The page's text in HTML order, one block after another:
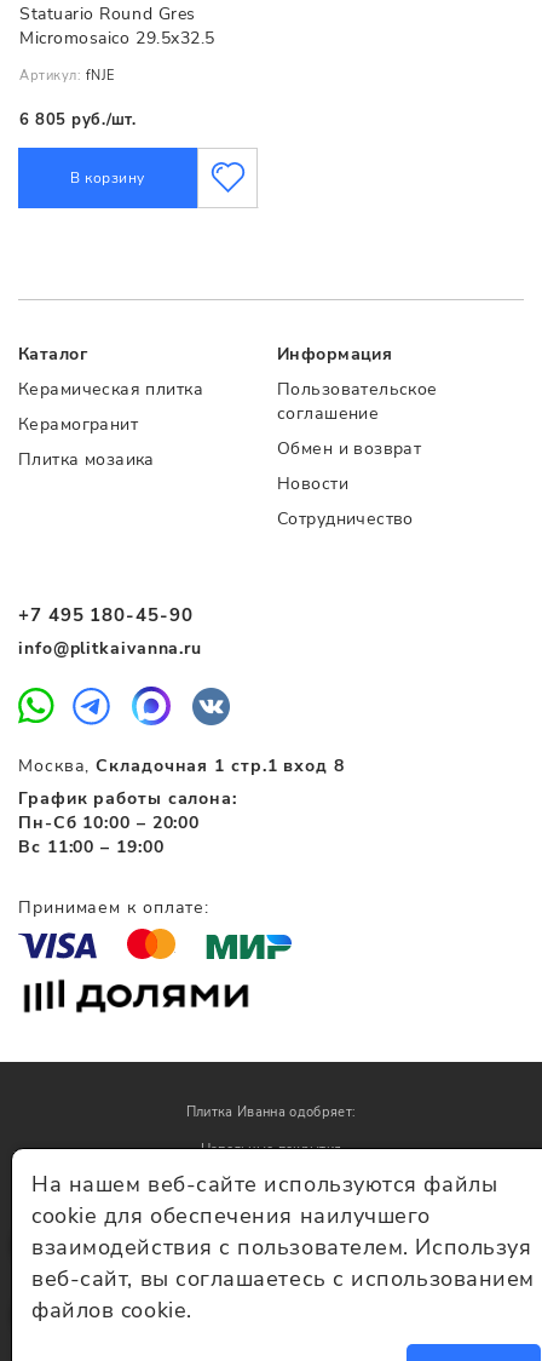
Statuario Round Gres
Micromosaico 29.5x32.5
Артикул: fNJE
6 805 руб./шт.
В корзину
+7 495 180-45-90
info@plitkaivanna.ru
Москва,Складочная 1 стр.1 вход 8
График работы салона:
Пн-Сб 10:00 – 20:00
Вс 11:00 – 19:00
Каталог
Керамическая плитка
Керамогранит
Плитка мозаика
Информация
Пользовательское
соглашение
Обмен и возврат
Новости
Сотрудничество
Принимаем к оплате:
© Плитка Иванна 2026 - плитка и керамогранит
Плитка Иванна одобряет:
Напольные покрытия
Обои
На нашем веб-сайте используются файлы
cookie для обеспечения наилучшего
взаимодействия с пользователем. Используя
веб-сайт, вы соглашаетесь с использованием
файлов cookie.